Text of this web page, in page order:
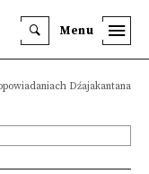
Menu
Dźajakantana